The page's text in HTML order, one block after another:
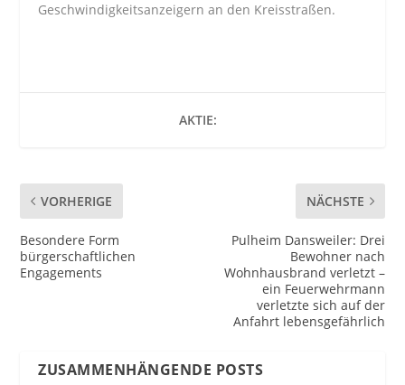
Geschwindigkeitsanzeigern an den Kreisstraßen.
AKTIE:
VORHERIGE
Besondere Form
bürgerschaftlichen
Engagements
NÄCHSTE
Pulheim Dansweiler: Drei
Bewohner nach
Wohnhausbrand verletzt –
ein Feuerwehrmann
verletzte sich auf der
Anfahrt lebensgefährlich
ZUSAMMENHÄNGENDE POSTS